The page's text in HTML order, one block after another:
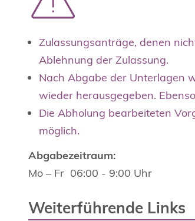
Zulassungsanträge, denen
Ablehnung der Zulassung.
Nach Abgabe der Unterlagen
wieder herausgegeben.
Die Abholung bearbeiteten
möglich.
Abgabezeitraum:
Mo – Fr 06:00 - 9:00 Uhr
Weiterführende Links